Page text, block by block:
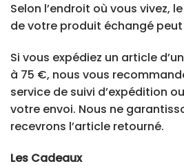
Selon l’endroit où vous vivez,
de votre produit échangé peut
Si vous expédiez un article
à 75 €, nous vous
service de suivi d’expédition
votre envoi. Nous ne
recevrons l’article retourné.
Les Cadeaux